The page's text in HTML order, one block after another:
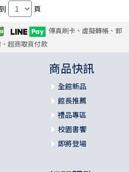
頁
傳真刷卡、虛擬轉帳、郵
超商取貨付款
商品快訊
全館新品
館長推薦
禮品專區
校園書饗
即將登場